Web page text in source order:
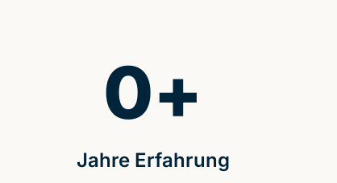
Jahre Erfahrung
0+